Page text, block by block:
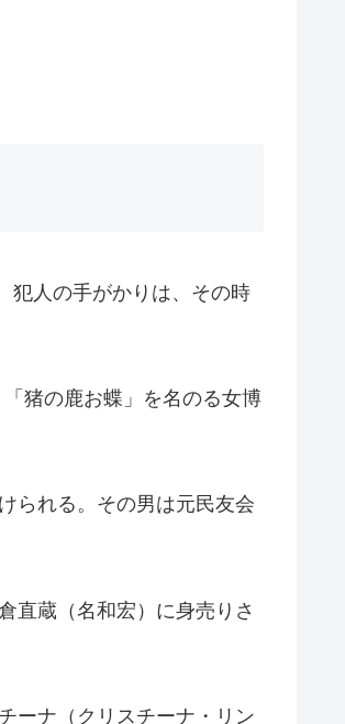
犯人の手がかりは、その時
猪の鹿お蝶」を名のる女博
られる。その男は元民友会
直蔵（名和宏）に身売りさ
ーナ（クリスチーナ・リン